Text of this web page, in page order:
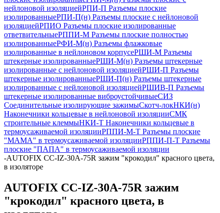
нейлоновой изоляциейРПИ-П Разъемы плоские
изолированныеРПИ-П(н) Разъемы плоские с нейлоновой
изоляциейРПИО Разъемы плоские изолированные
ответвительныеРППИ-М Разъемы плоские полностью
изолированныеРФИ-М(н) Разъемы флажковые
изолированные в нейлоновом корпусеРШИ-М Разъемы
штекерные изолированныеРШИ-М(н) Разъемы штекерные
изолированные с нейлоновой изоляциейРШИ-П Разъемы
штекерные изолированныеРШИ-П(н) Разъемы штекерные
изолированные с нейлоновой изоляциейРШИВ-П Разъемы
штекерные изолированные виброустойчивыеСИЗ
Соединительные изолирующие зажимыСкотч-локНКИ(н)
Наконечники кольцевые в нейлоновой изоляцииСМК
строительные клеммыНКИ-Т Наконечники кольцевые в
термоусаживаемой изоляцииРППИ-М-Т Разъемы плоские
"МАМА" в термоусаживаемой изоляцииРППИ-П-Т Разъемы
плоские "ПАПА" в термоусаживаемой изоляции
-AUTOFIX CC-IZ-30A-75R зажим "крокодил" красного цвета,
в изоляторе
AUTOFIX CC-IZ-30A-75R зажим
"крокодил" красного цвета, в